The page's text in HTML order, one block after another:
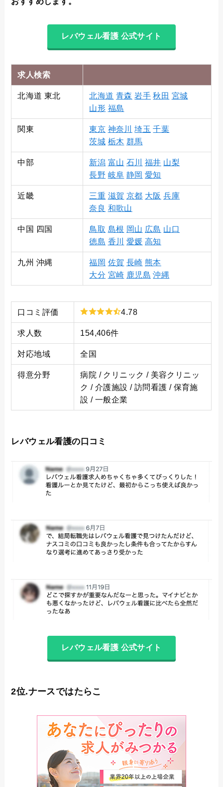
レバウェル看護 公式サイト
求人検索
北海道 東北 北海道 青森 岩手 秋田 宮城
山形 福島
関東 東京 神奈川 埼玉 千葉
茨城 栃木 群馬
中部 新潟 富山 石川 福井 山梨
長野 岐阜 静岡 愛知
近畿 三重 滋賀 京都 大阪 兵庫
奈良 和歌山
中国 四国 鳥取 島根 岡山 広島 山口
徳島 香川 愛媛 高知
九州 沖縄 福岡 佐賀 長崎 熊本
大分 宮崎 鹿児島 沖縄
口コミ評価 4.78
求人数 154,406件
対応地域 全国
得意分野
病院 / クリニック / 美容クリニッ
ク / 介護施設 / 訪問看護 / 保育施
設 / 一般企業
レバウェル看護の口コミ
レバウェル看護 公式サイト
2位.ナースではたらこ